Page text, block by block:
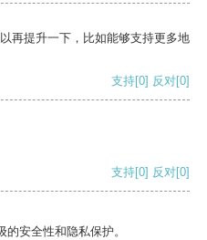
再提升一下，比如能够支持更多地
支持[0] 反对[0]
支持[0] 反对[0]
安全性和隐私保护。